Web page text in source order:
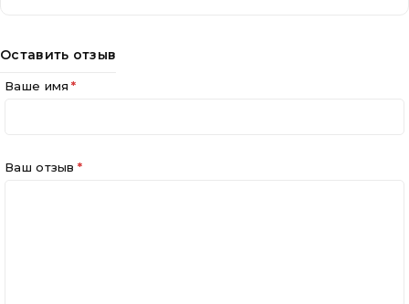
Оставить отзыв
Ваше имя
Ваш отзыв